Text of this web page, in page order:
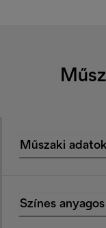
Műszaki adatok
Színes